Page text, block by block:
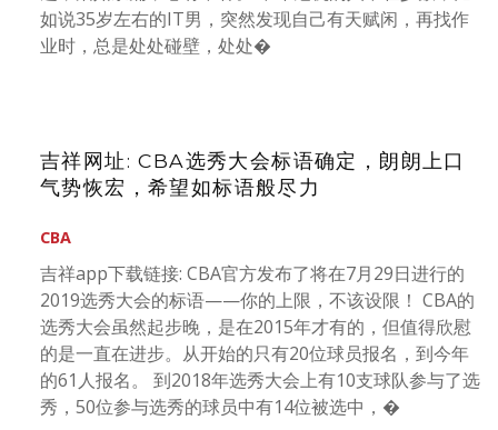
如说35岁左右的IT男，突然发现自己有天赋闲，再找作
业时，总是处处碰壁，处处�
吉祥网址: CBA选秀大会标语确定，朗朗上口
气势恢宏，希望如标语般尽力
CBA
吉祥app下载链接: CBA官方发布了将在7月29日进行的
2019选秀大会的标语——你的上限，不该设限！ CBA的
选秀大会虽然起步晚，是在2015年才有的，但值得欣慰
的是一直在进步。从开始的只有20位球员报名，到今年
的61人报名。 到2018年选秀大会上有10支球队参与了选
秀，50位参与选秀的球员中有14位被选中，�